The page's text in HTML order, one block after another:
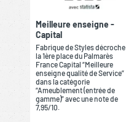
Meilleure enseigne -
Capital
Fabrique de Styles décroche
la 1ère place du Palmarès
France Capital “Meilleure
enseigne qualité de Service”
dans la catégorie
“Ameublement (entrée de
gamme)” avec une note de
7,95/10.